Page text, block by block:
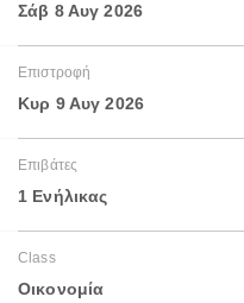
Σάβ 8 Αυγ 2026
Επιστροφή
Κυρ 9 Αυγ 2026
Επιβάτες
1 Ενήλικας
Class
Οικονομία